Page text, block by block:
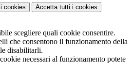
i cookies Accetta tutti i cookies
scegliere quali cookie consentire.
che consentono il funzionamento della
disabilitarli.
necessari al funzionamento potete